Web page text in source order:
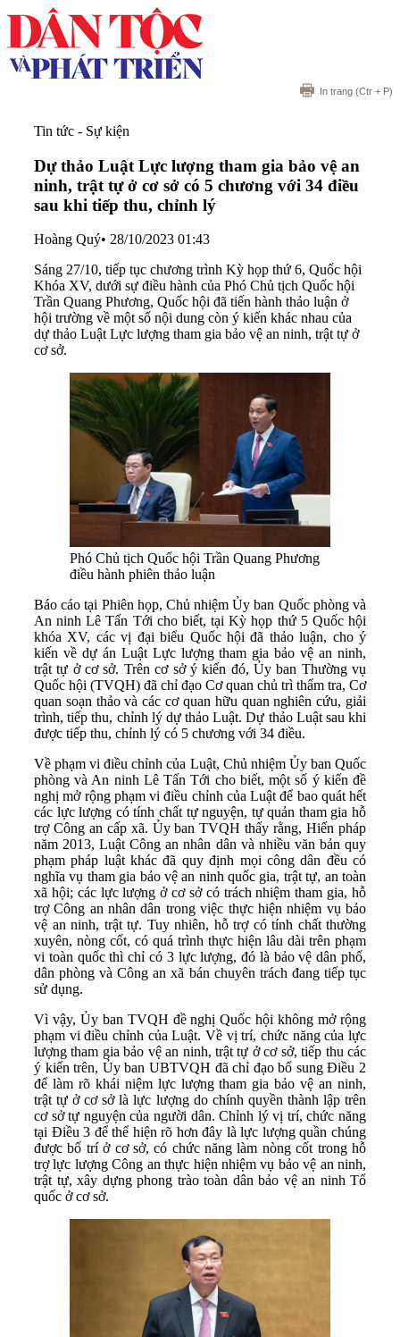
In trang (Ctr + P)
Tin tức - Sự kiện
Dự thảo Luật Lực lượng tham gia bảo vệ an
ninh, trật tự ở cơ sở có 5 chương với 34 điều
sau khi tiếp thu, chỉnh lý
Hoàng Quý• 28/10/2023 01:43
Sáng 27/10, tiếp tục chương trình Kỳ họp thứ 6, Quốc hội
Khóa XV, dưới sự điều hành của Phó Chủ tịch Quốc hội
Trần Quang Phương, Quốc hội đã tiến hành thảo luận ở
hội trường về một số nội dung còn ý kiến khác nhau của
dự thảo Luật Lực lượng tham gia bảo vệ an ninh, trật tự ở
cơ sở.
Phó Chủ tịch Quốc hội Trần Quang Phương
điều hành phiên thảo luận
Báo cáo tại Phiên họp, Chủ nhiệm Ủy ban Quốc phòng và
An ninh Lê Tấn Tới cho biết, tại Kỳ họp thứ 5 Quốc hội
khóa XV, các vị đại biểu Quốc hội đã thảo luận, cho ý
kiến về dự án Luật Lực lượng tham gia bảo vệ an ninh,
trật tự ở cơ sở. Trên cơ sở ý kiến đó, Ủy ban Thường vụ
Quốc hội (TVQH) đã chỉ đạo Cơ quan chủ trì thẩm tra, Cơ
quan soạn thảo và các cơ quan hữu quan nghiên cứu, giải
trình, tiếp thu, chỉnh lý dự thảo Luật. Dự thảo Luật sau khi
được tiếp thu, chỉnh lý có 5 chương với 34 điều.
Về phạm vi điều chỉnh của Luật, Chủ nhiệm Ủy ban Quốc
phòng và An ninh Lê Tấn Tới cho biết, một số ý kiến đề
nghị mở rộng phạm vi điều chỉnh của Luật để bao quát hết
các lực lượng có tính chất tự nguyện, tự quản tham gia hỗ
trợ Công an cấp xã. Ủy ban TVQH thấy rằng, Hiến pháp
năm 2013, Luật Công an nhân dân và nhiều văn bản quy
phạm pháp luật khác đã quy định mọi công dân đều có
nghĩa vụ tham gia bảo vệ an ninh quốc gia, trật tự, an toàn
xã hội; các lực lượng ở cơ sở có trách nhiệm tham gia, hỗ
trợ Công an nhân dân trong việc thực hiện nhiệm vụ bảo
vệ an ninh, trật tự. Tuy nhiên, hỗ trợ có tính chất thường
xuyên, nòng cốt, có quá trình thực hiện lâu dài trên phạm
vi toàn quốc thì chỉ có 3 lực lượng, đó là bảo vệ dân phố,
dân phòng và Công an xã bán chuyên trách đang tiếp tục
sử dụng.
Vì vậy, Ủy ban TVQH đề nghị Quốc hội không mở rộng
phạm vi điều chỉnh của Luật. Về vị trí, chức năng của lực
lượng tham gia bảo vệ an ninh, trật tự ở cơ sở, tiếp thu các
ý kiến trên, Ủy ban UBTVQH đã chỉ đạo bổ sung Điều 2
để làm rõ khái niệm lực lượng tham gia bảo vệ an ninh,
trật tự ở cơ sở là lực lượng do chính quyền thành lập trên
cơ sở tự nguyện của người dân. Chỉnh lý vị trí, chức năng
tại Điều 3 để thể hiện rõ hơn đây là lực lượng quần chúng
được bố trí ở cơ sở, có chức năng làm nòng cốt trong hỗ
trợ lực lượng Công an thực hiện nhiệm vụ bảo vệ an ninh,
trật tự, xây dựng phong trào toàn dân bảo vệ an ninh Tổ
quốc ở cơ sở.